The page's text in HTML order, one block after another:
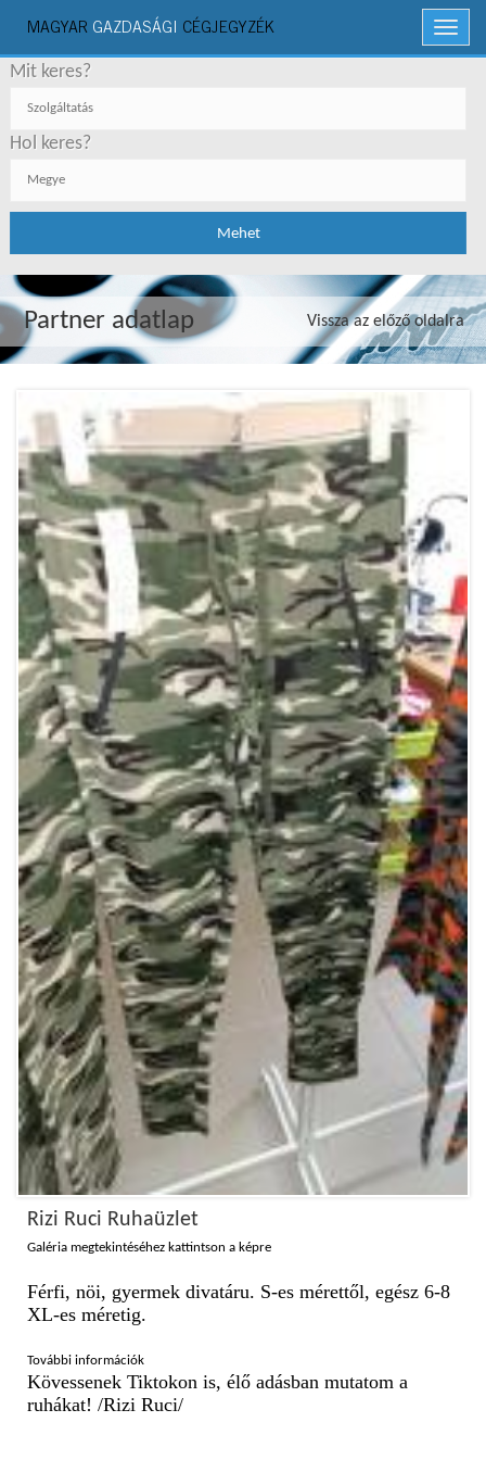
Menü
MAGYAR GAZDASÁGI CÉGJEGYZÉK
Mit keres?
Hol keres?
Partner adatlap Vissza az előző oldalra
Rizi Ruci Ruhaüzlet
Galéria megtekintéséhez kattintson a képre
Férfi, nöi, gyermek divatáru. S-es mérettől, egész 6-8
XL-es méretig.
További információk
Kövessenek Tiktokon is, élő adásban mutatom a
ruhákat! /Rizi Ruci/